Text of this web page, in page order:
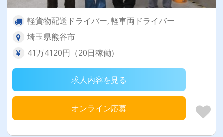
軽貨物配送ドライバー, 軽車両ドライバー
埼玉県熊谷市
41万4120円（20日稼働）
求人内容を見る
オンライン応募